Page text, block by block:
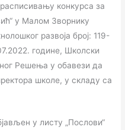
конкурса за
у Малом Зворнику
развоја број: 119-
године, Школски
Решења у обавези да
школе, у складу са
у листу „Послови“